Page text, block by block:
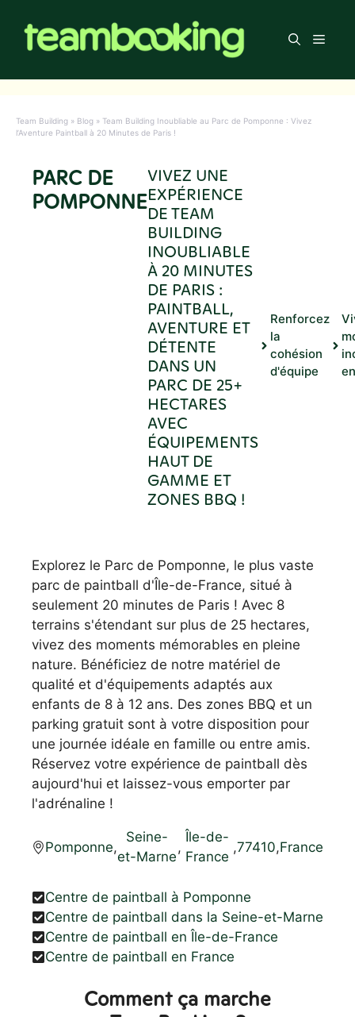
contenu
Menu
Team Building » Blog » Team Building Inoubliable au Parc de Pomponne : Vivez
l’Aventure Paintball à 20 Minutes de Paris !
PARC DE
POMPONNE
VIVEZ UNE
EXPÉRIENCE
DE TEAM
BUILDING
INOUBLIABLE
À 20 MINUTES
DE PARIS :
PAINTBALL,
AVENTURE ET
DÉTENTE
DANS UN
PARC DE 25+
HECTARES
AVEC
ÉQUIPEMENTS
HAUT DE
GAMME ET
ZONES BBQ !
Renforcez
la
cohésion
d'équipe
Explorez le Parc de Pomponne, le plus vaste
parc de paintball d'Île-de-France, situé à
seulement 20 minutes de Paris ! Avec 8
terrains s'étendant sur plus de 25 hectares,
vivez des moments mémorables en pleine
nature. Bénéficiez de notre matériel de
qualité et d'équipements adaptés aux
enfants de 8 à 12 ans. Des zones BBQ et un
parking gratuit sont à votre disposition pour
une journée idéale en famille ou entre amis.
Réservez votre expérience de paintball dès
aujourd'hui et laissez-vous emporter par
l'adrénaline !
Pomponne,
Seine-
et-Marne
,
Île-de-
France
,77410,France
Centre de paintball à Pomponne
Centre de paintball dans la Seine-et-Marne
Centre de paintball en Île-de-France
Centre de paintball en France
Comment ça marche